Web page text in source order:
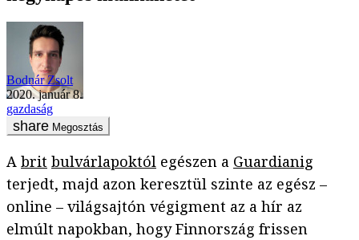
Bodnár Zsolt
2020. január 8.
gazdaság
Megosztás
A brit bulvárlapoktól egészen a Guardianig
terjedt, majd azon keresztül szinte az egész –
online – világsajtón végigment az a hír az
elmúlt napokban, hogy Finnország frissen